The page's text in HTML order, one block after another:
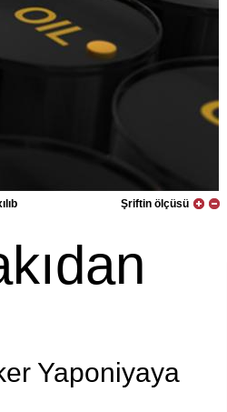
Şriftin ölçüsü
Yaponiyaya